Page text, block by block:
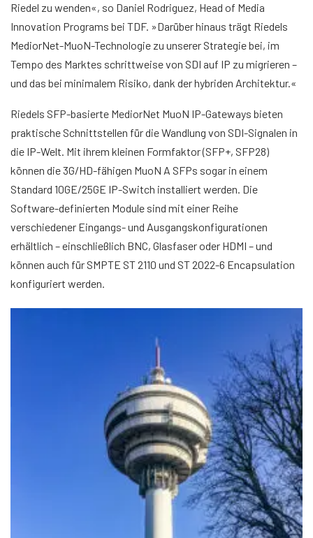
Riedel zu wenden«, so Daniel Rodriguez, Head of Media
Innovation Programs bei TDF. »Darüber hinaus trägt Riedels
MediorNet-MuoN-Technologie zu unserer Strategie bei, im
Tempo des Marktes schrittweise von SDI auf IP zu migrieren –
und das bei minimalem Risiko, dank der hybriden Architektur.«
Riedels SFP-basierte MediorNet MuoN IP-Gateways bieten
praktische Schnittstellen für die Wandlung von SDI-Signalen in
die IP-Welt. Mit ihrem kleinen Formfaktor (SFP+, SFP28)
können die 3G/HD-fähigen MuoN A SFPs sogar in einem
Standard 10GE/25GE IP-Switch installiert werden. Die
Software-definierten Module sind mit einer Reihe
verschiedener Eingangs- und Ausgangskonfigurationen
erhältlich – einschließlich BNC, Glasfaser oder HDMI – und
können auch für SMPTE ST 2110 und ST 2022-6 Encapsulation
konfiguriert werden.